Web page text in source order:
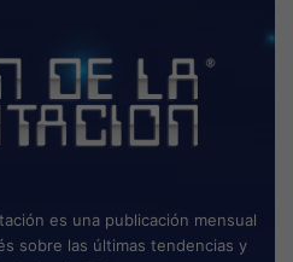
es una publicación mensual
sobre las últimas tendencias y